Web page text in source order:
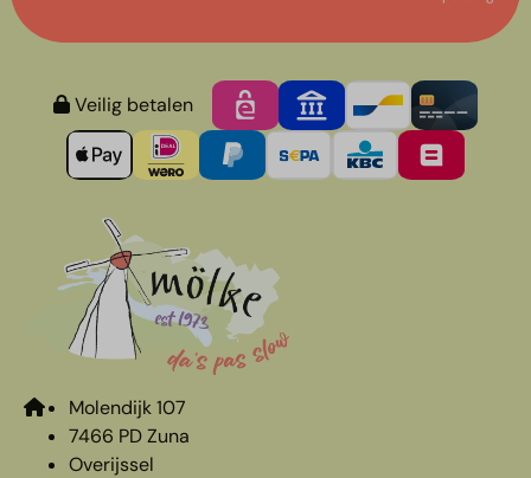
Veilig betalen
Molendijk 107
7466 PD Zuna
Overijssel